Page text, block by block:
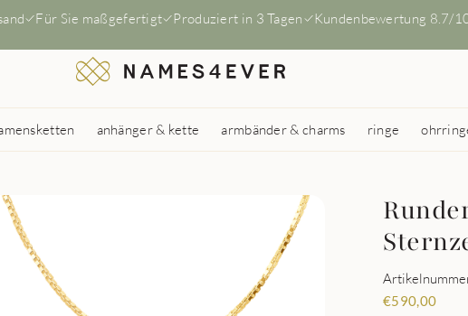
Für Sie maßgefertigt Produziert in 3 Tagen Kundenbewertung 8.7/
anhänger & kette armbänder & charms ringe
€590,00